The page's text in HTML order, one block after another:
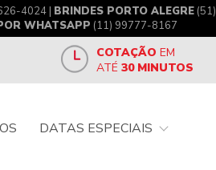
4024 | BRINDES PORTO ALEGRE(51)
WHATSAPP (11) 99777-8167
COTAÇÃO EM
ATÉ 30 MINUTOS
DATAS ESPECIAIS